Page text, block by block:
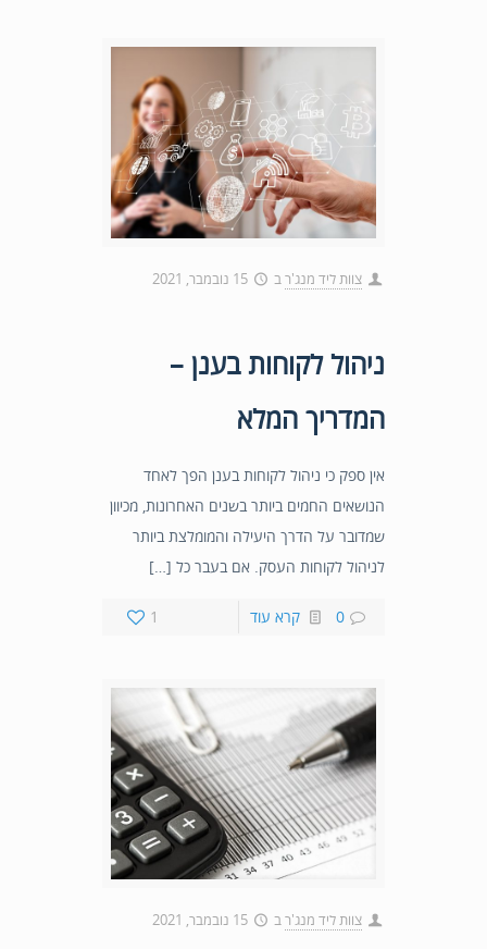
צוות ליד מנג'רב 15 נובמבר, 2021
ניהול לקוחות בענן –
המדריך המלא
אין ספק כי ניהול לקוחות בענן הפך לאחד
הנושאים החמים ביותר בשנים האחרונות, מכיוון
שמדובר על הדרך היעילה והמומלצת ביותר
לניהול לקוחות העסק. אם בעבר כל […]
1 0 קרא עוד
צוות ליד מנג'רב 15 נובמבר, 2021